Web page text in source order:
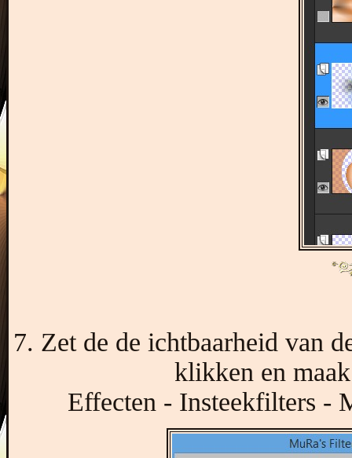
7. Zet de de ichtbaarheid van
klikken en
Effecten - Insteekfilters -